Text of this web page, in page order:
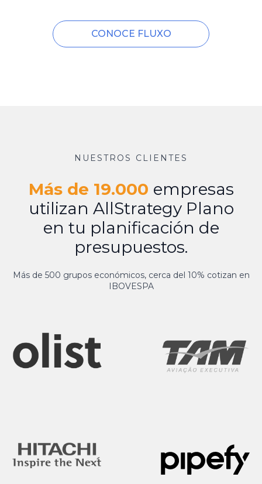
CONOCE FLUXO
NUESTROS CLIENTES
Más de 19.000 empresas
utilizan AllStrategy Plano
en tu planificación de
presupuestos.
Más de 500 grupos económicos, cerca del 10% cotizan en
IBOVESPA